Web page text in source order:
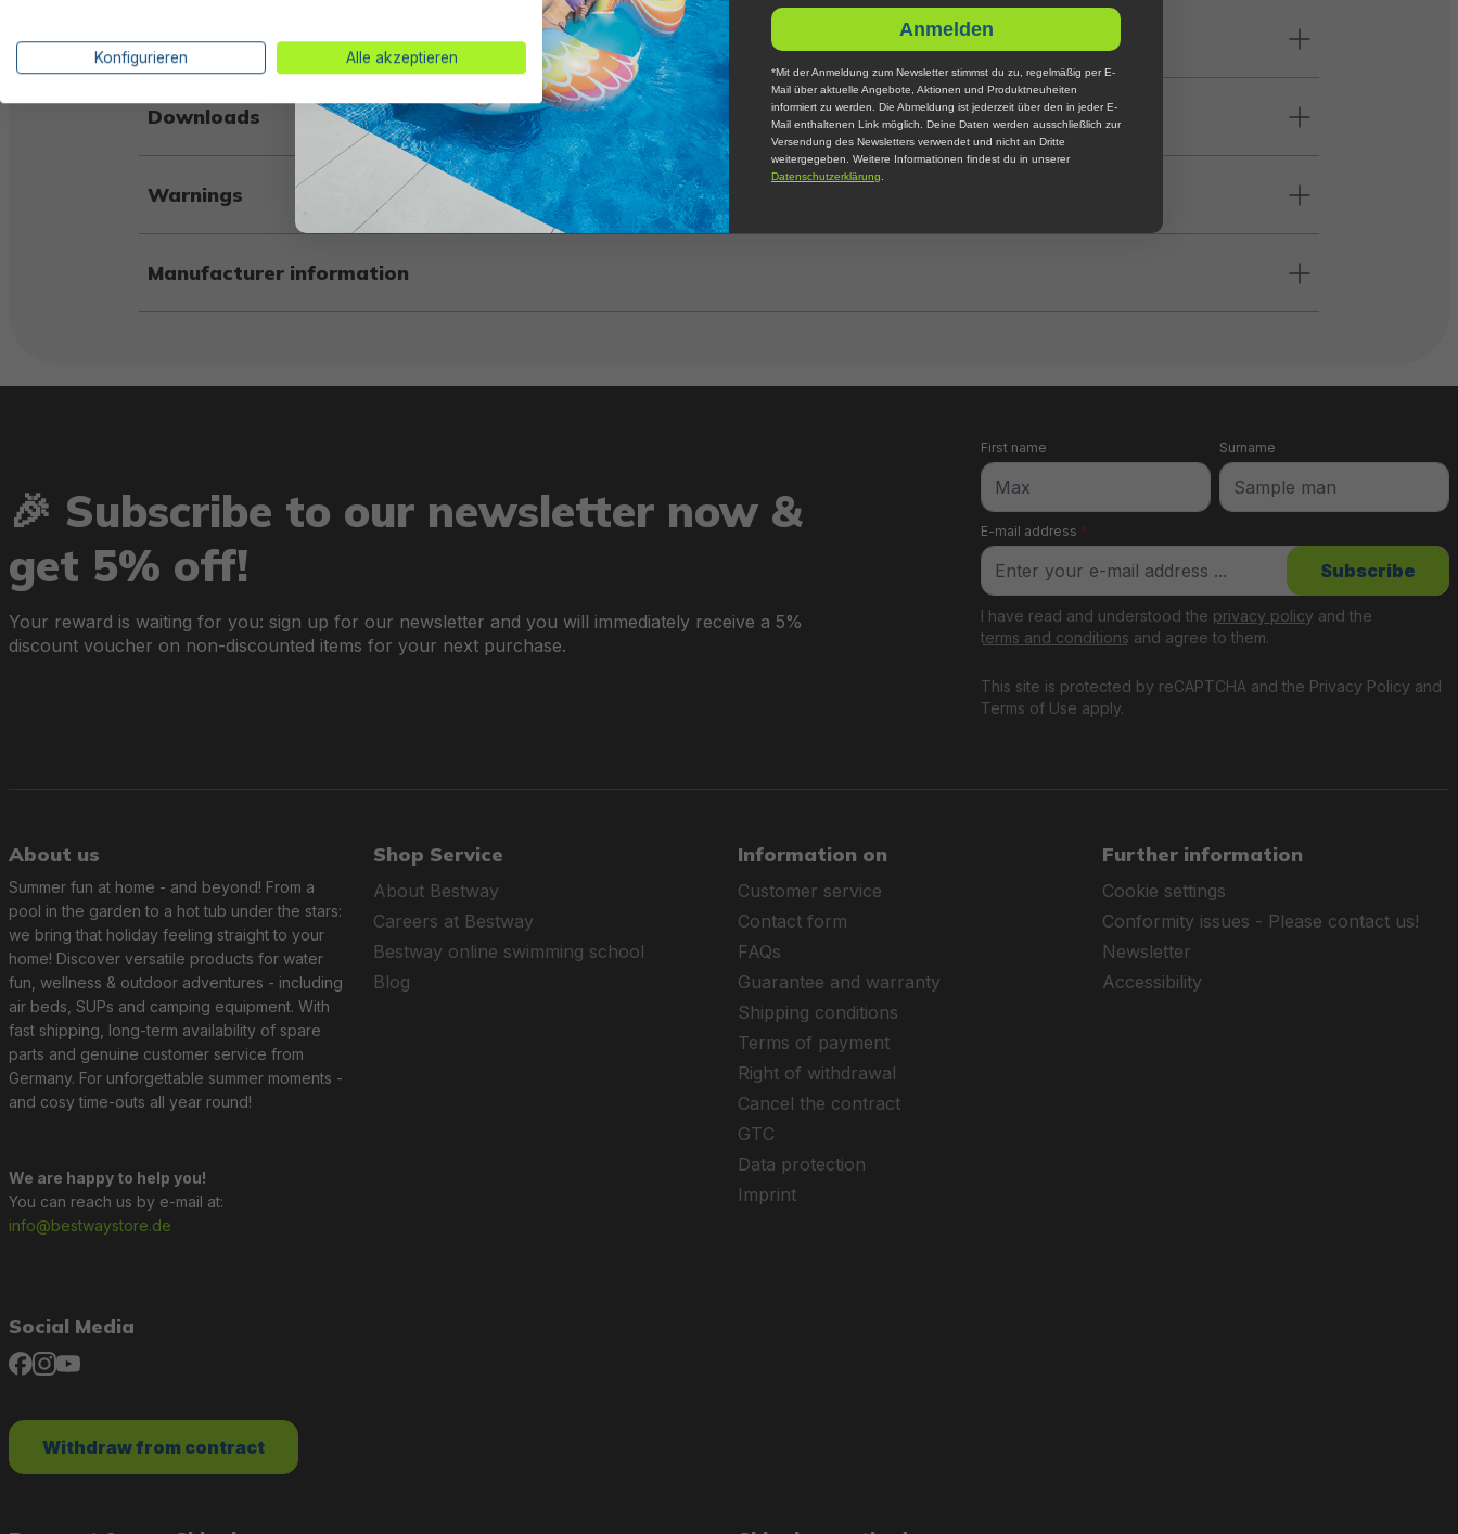
Technical data
Downloads
Warnings
Manufacturer information
🎉 Subscribe to our newsletter now &
get 5% off!
Your reward is waiting for you: sign up for our newsletter and you will immediately receive a 5%
discount voucher on non-discounted items for your next purchase.
E-mail address *
First name Surname
This site is protected by reCAPTCHA and the Privacy Policy and
Terms of Use apply.
I have read and understood the privacy policy and the
terms and conditions and agree to them.
Subscribe
About us
Summer fun at home - and beyond! From a
pool in the garden to a hot tub under the stars:
we bring that holiday feeling straight to your
home! Discover versatile products for water
fun, wellness & outdoor adventures - including
air beds, SUPs and camping equipment. With
fast shipping, long-term availability of spare
parts and genuine customer service from
Germany. For unforgettable summer moments -
and cosy time-outs all year round!
We are happy to help you!
You can reach us by e-mail at:
info@bestwaystore.de
Shop Service
About Bestway
Careers at Bestway
Bestway online swimming school
Blog
Information on
Customer service
Contact form
FAQs
Guarantee and warranty
Shipping conditions
Terms of payment
Right of withdrawal
Cancel the contract
GTC
Data protection
Imprint
Further information
Cookie settings
Conformity issues - Please contact us!
Newsletter
Accessibility
Social Media
Withdraw from contract
Konfigurieren Alle akzeptieren
Anmelden
*Mit der Anmeldung zum Newsletter stimmst du zu, regelmäßig per E-
Mail über aktuelle Angebote, Aktionen und Produktneuheiten
informiert zu werden. Die Abmeldung ist jederzeit über den in jeder E-
Mail enthaltenen Link möglich. Deine Daten werden ausschließlich zur
Versendung des Newsletters verwendet und nicht an Dritte
weitergegeben. Weitere Informationen findest du in unserer
Datenschutzerklärung